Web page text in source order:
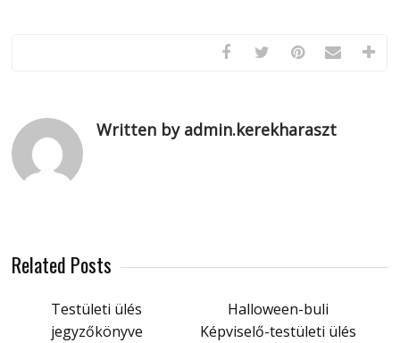
Written by admin.kerekharaszt
Related Posts
Testületi ülés
jegyzőkönyve
Halloween-buli
Képviselő-testületi ülés